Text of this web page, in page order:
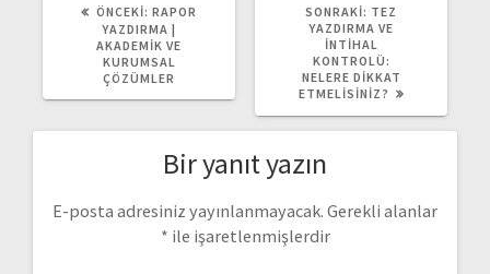
ÖNCEKI: ÖNCEKI
YAZI:
RAPOR
YAZDIRMA |
AKADEMIK VE
KURUMSAL
ÇÖZÜMLER
SONRAKI: SONRAKI
YAZI:
TEZ
YAZDIRMA VE
İNTIHAL
KONTROLÜ:
NELERE DIKKAT
ETMELISINIZ?
Bir yanıt yazın
E-posta adresiniz yayınlanmayacak. Gerekli alanlar
* ile işaretlenmişlerdir